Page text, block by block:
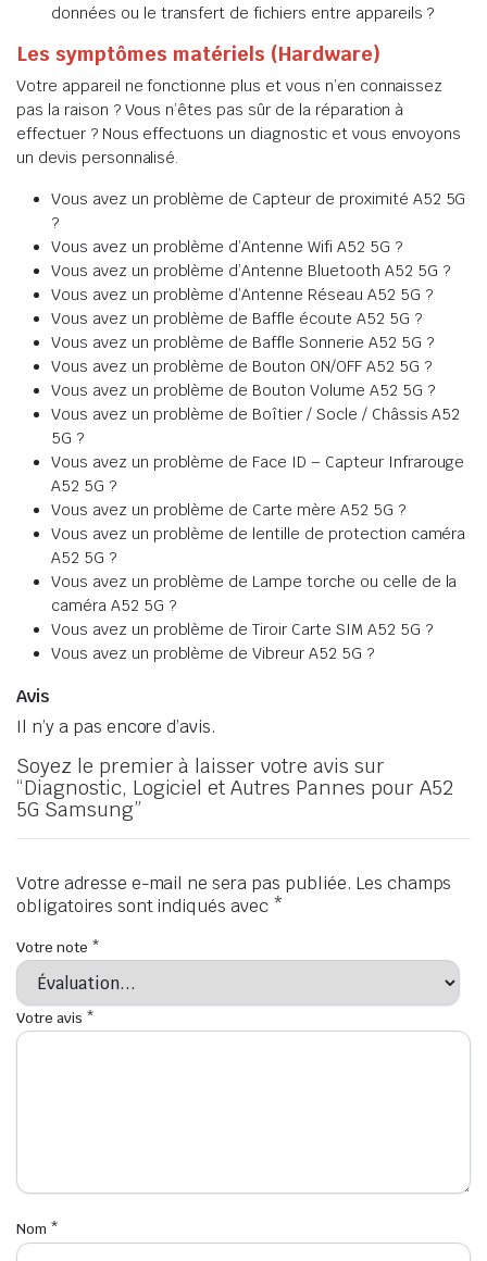
données ou le transfert de fichiers entre appareils ?
Les symptômes matériels (Hardware)
Votre appareil ne fonctionne plus et vous n’en connaissez
pas la raison ? Vous n’êtes pas sûr de la réparation à
effectuer ? Nous effectuons un diagnostic et vous envoyons
un devis personnalisé.
Vous avez un problème de Capteur de proximité A52 5G
?
Vous avez un problème d’Antenne Wifi A52 5G ?
Vous avez un problème d’Antenne Bluetooth A52 5G ?
Vous avez un problème d’Antenne Réseau A52 5G ?
Vous avez un problème de Baffle écoute A52 5G ?
Vous avez un problème de Baffle Sonnerie A52 5G ?
Vous avez un problème de Bouton ON/OFF A52 5G ?
Vous avez un problème de Bouton Volume A52 5G ?
Vous avez un problème de Boîtier / Socle / Châssis A52
5G ?
Vous avez un problème de Face ID – Capteur Infrarouge
A52 5G ?
Vous avez un problème de Carte mère A52 5G ?
Vous avez un problème de lentille de protection caméra
A52 5G ?
Vous avez un problème de Lampe torche ou celle de la
caméra A52 5G ?
Vous avez un problème de Tiroir Carte SIM A52 5G ?
Vous avez un problème de Vibreur A52 5G ?
Avis
Il n’y a pas encore d’avis.
Soyez le premier à laisser votre avis sur
“Diagnostic, Logiciel et Autres Pannes pour A52
5G Samsung”
Votre adresse e-mail ne sera pas publiée. Les champs
obligatoires sont indiqués avec *
Votre note *
Votre avis *
Nom *